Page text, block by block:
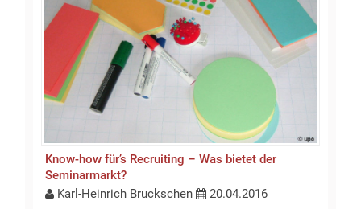
Know-how für’s Recruiting – Was bietet der
Seminarmarkt?
Karl-Heinrich Bruckschen
20.04.2016